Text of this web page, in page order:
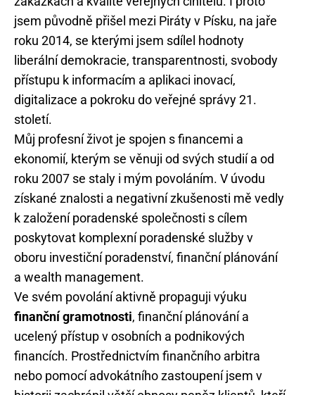
jsem původně přišel mezi Piráty v Písku, na jaře
roku 2014, se kterými jsem sdílel hodnoty
liberální demokracie, transparentnosti, svobody
přístupu k informacím a aplikaci inovací,
digitalizace a pokroku do veřejné správy 21.
století.
Můj profesní život je spojen s financemi a
ekonomií, kterým se věnuji od svých studií a od
roku 2007 se staly i mým povoláním. V úvodu
získané znalosti a negativní zkušenosti mě vedly
k založení poradenské společnosti s cílem
poskytovat komplexní poradenské služby v
oboru investiční poradenství, finanční plánování
a wealth management.
Ve svém povolání aktivně propaguji výuku
finanční gramotnosti, finanční plánování a
ucelený přístup v osobních a podnikových
financích. Prostřednictvím finančního arbitra
nebo pomocí advokátního zastoupení jsem v